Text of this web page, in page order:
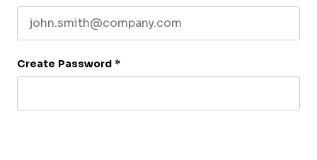
Create Password *